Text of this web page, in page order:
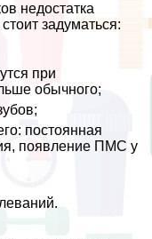
недостатка
задуматься:
при
обычного;
постоянная
появление ПМС у